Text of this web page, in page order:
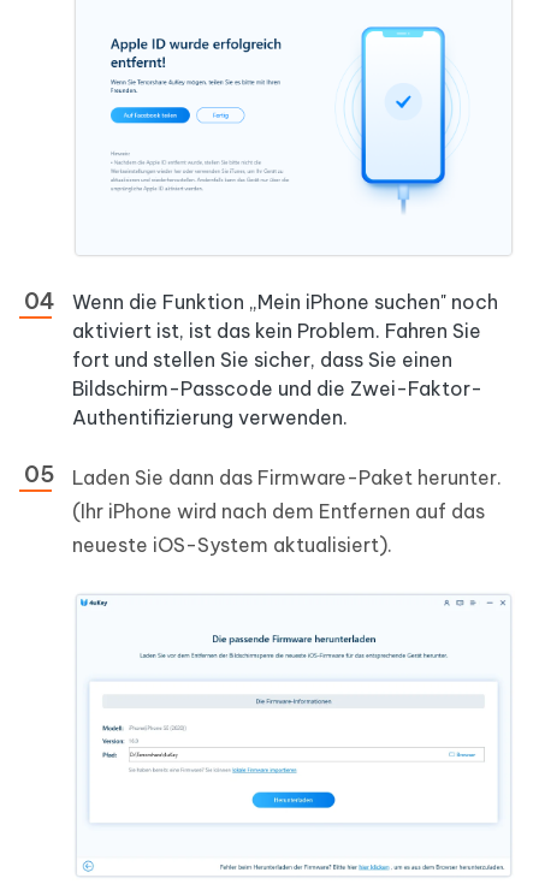
Wenn die Funktion „Mein iPhone suchen" noch
aktiviert ist, ist das kein Problem. Fahren Sie
fort und stellen Sie sicher, dass Sie einen
Bildschirm-Passcode und die Zwei-Faktor-
Authentifizierung verwenden.
Laden Sie dann das Firmware-Paket herunter.
(Ihr iPhone wird nach dem Entfernen auf das
neueste iOS-System aktualisiert).